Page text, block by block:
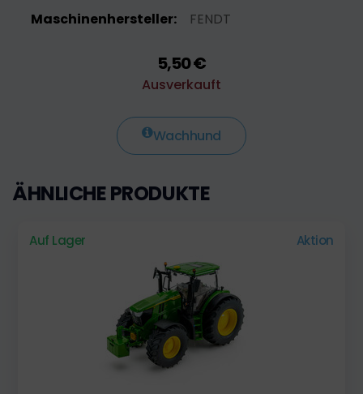
Maschinenhersteller: FENDT
5,50 €
Ausverkauft
Wachhund
ÄHNLICHE PRODUKTE
Auf Lager Aktion